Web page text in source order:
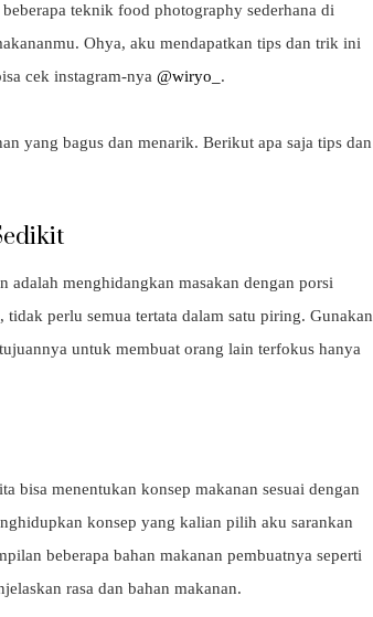
teknik food photography sederhana di
Ohya, aku mendapatkan tips dan trik ini
cek instagram-nya @wiryo_ .
yang bagus dan menarik. Berikut apa saja tips dan
menghidangkan masakan dengan porsi
perlu semua tertata dalam satu piring. Gunakan
untuk membuat orang lain terfokus hanya
bisa menentukan konsep makanan sesuai dengan
konsep yang kalian pilih aku sarankan
beberapa bahan makanan pembuatnya seperti
rasa dan bahan makanan.